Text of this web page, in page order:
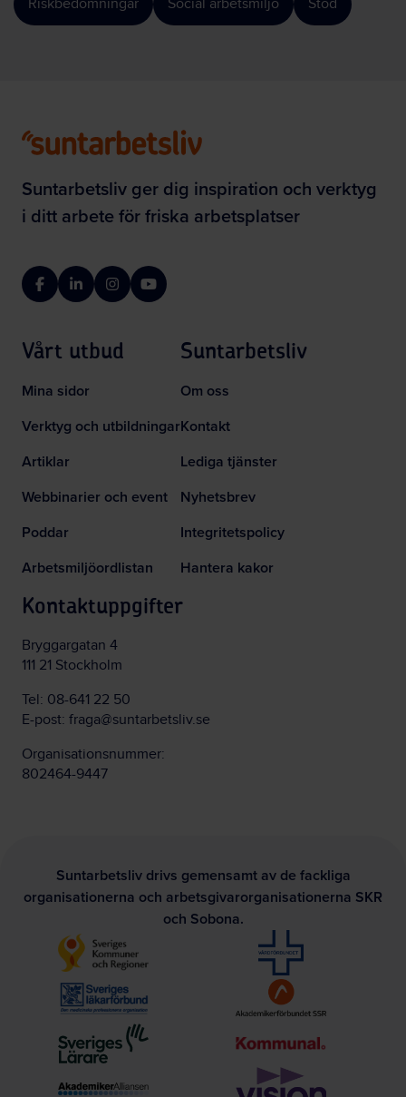
Riskbedömningar Social arbetsmiljö Stöd
Suntarbetsliv ger dig inspiration och verktyg
i ditt arbete för friska arbetsplatser
FacebookLinkedInInstagramYouTube
Vårt utbud
Mina sidor
Verktyg och utbildningar
Artiklar
Webbinarier och event
Poddar
Arbetsmiljöordlistan
Suntarbetsliv
Om oss
Kontakt
Lediga tjänster
Nyhetsbrev
Integritetspolicy
Hantera kakor
Kontaktuppgifter
Bryggargatan 4
111 21 Stockholm
Tel: 08-641 22 50
E-post: fraga@suntarbetsliv.se
Organisationsnummer:
802464-9447
Suntarbetsliv drivs gemensamt av de fackliga
organisationerna och arbetsgivarorganisationerna SKR
och Sobona.